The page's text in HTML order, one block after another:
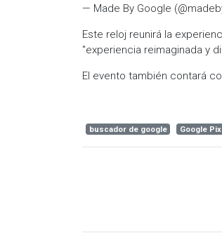
— Made By Google
Este reloj reunirá la
"experiencia reimaginada y
El evento también contará
buscador de google Google